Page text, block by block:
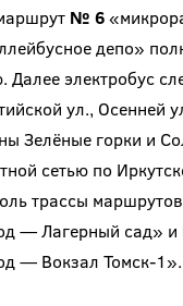
№ 6
депо»
Далее электробус
ул., Осенней
Зелёные горки и
сетью по
трассы маршрутов
— Лагерный сад» и
— Вокзал Томск-1».